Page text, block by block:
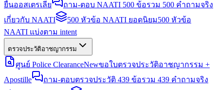
ยื่นออสเตรเลีย
ถาม-ตอบ NAATI 500 ข้อรวม 500 คำถามจริง
เกี่ยวกับ NAATI
500 หัวข้อ NAATI ยอดนิยม500 หัวข้อ
NAATI แบ่งตาม intent
ตรวจประวัติอาชญากรรม
ศูนย์ Police ClearanceNewขอใบตรวจประวัติอาชญากรรม +
Apostille
ถาม-ตอบตรวจประวัติ 439 ข้อรวม 439 คำถามจริง